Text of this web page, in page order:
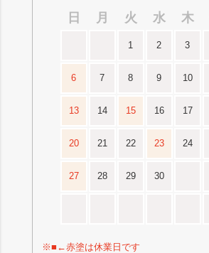
日
月 火 水 木
1 2 3
6 7 8 9 10
13 14 15 16 17
20 21 22 23 24
27 28 29 30
※■←赤塗は休業日です